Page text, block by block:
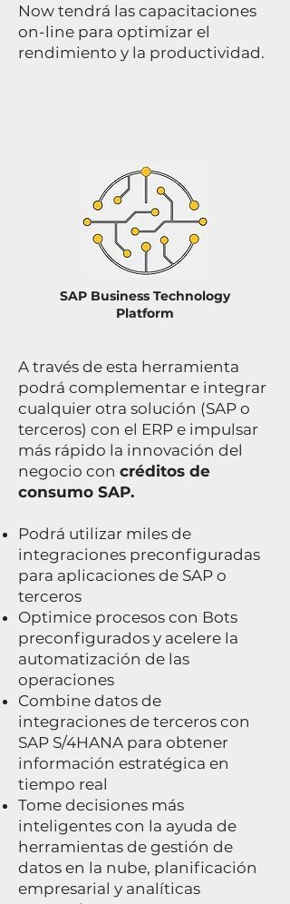
SAP Business Technology
Platform
Now tendrá las capacitaciones
on-line para optimizar el
rendimiento y la productividad.
A través de esta herramienta
podrá complementar e integrar
cualquier otra solución (SAP o
terceros) con el ERP e impulsar
más rápido la innovación del
negocio con créditos de
consumo SAP.
Podrá utilizar miles de
integraciones preconfiguradas
para aplicaciones de SAP o
terceros
Optimice procesos con Bots
preconfigurados y acelere la
automatización de las
operaciones
Combine datos de
integraciones de terceros con
SAP S/4HANA para obtener
información estratégica en
tiempo real
Tome decisiones más
inteligentes con la ayuda de
herramientas de gestión de
datos en la nube, planificación
empresarial y analíticas